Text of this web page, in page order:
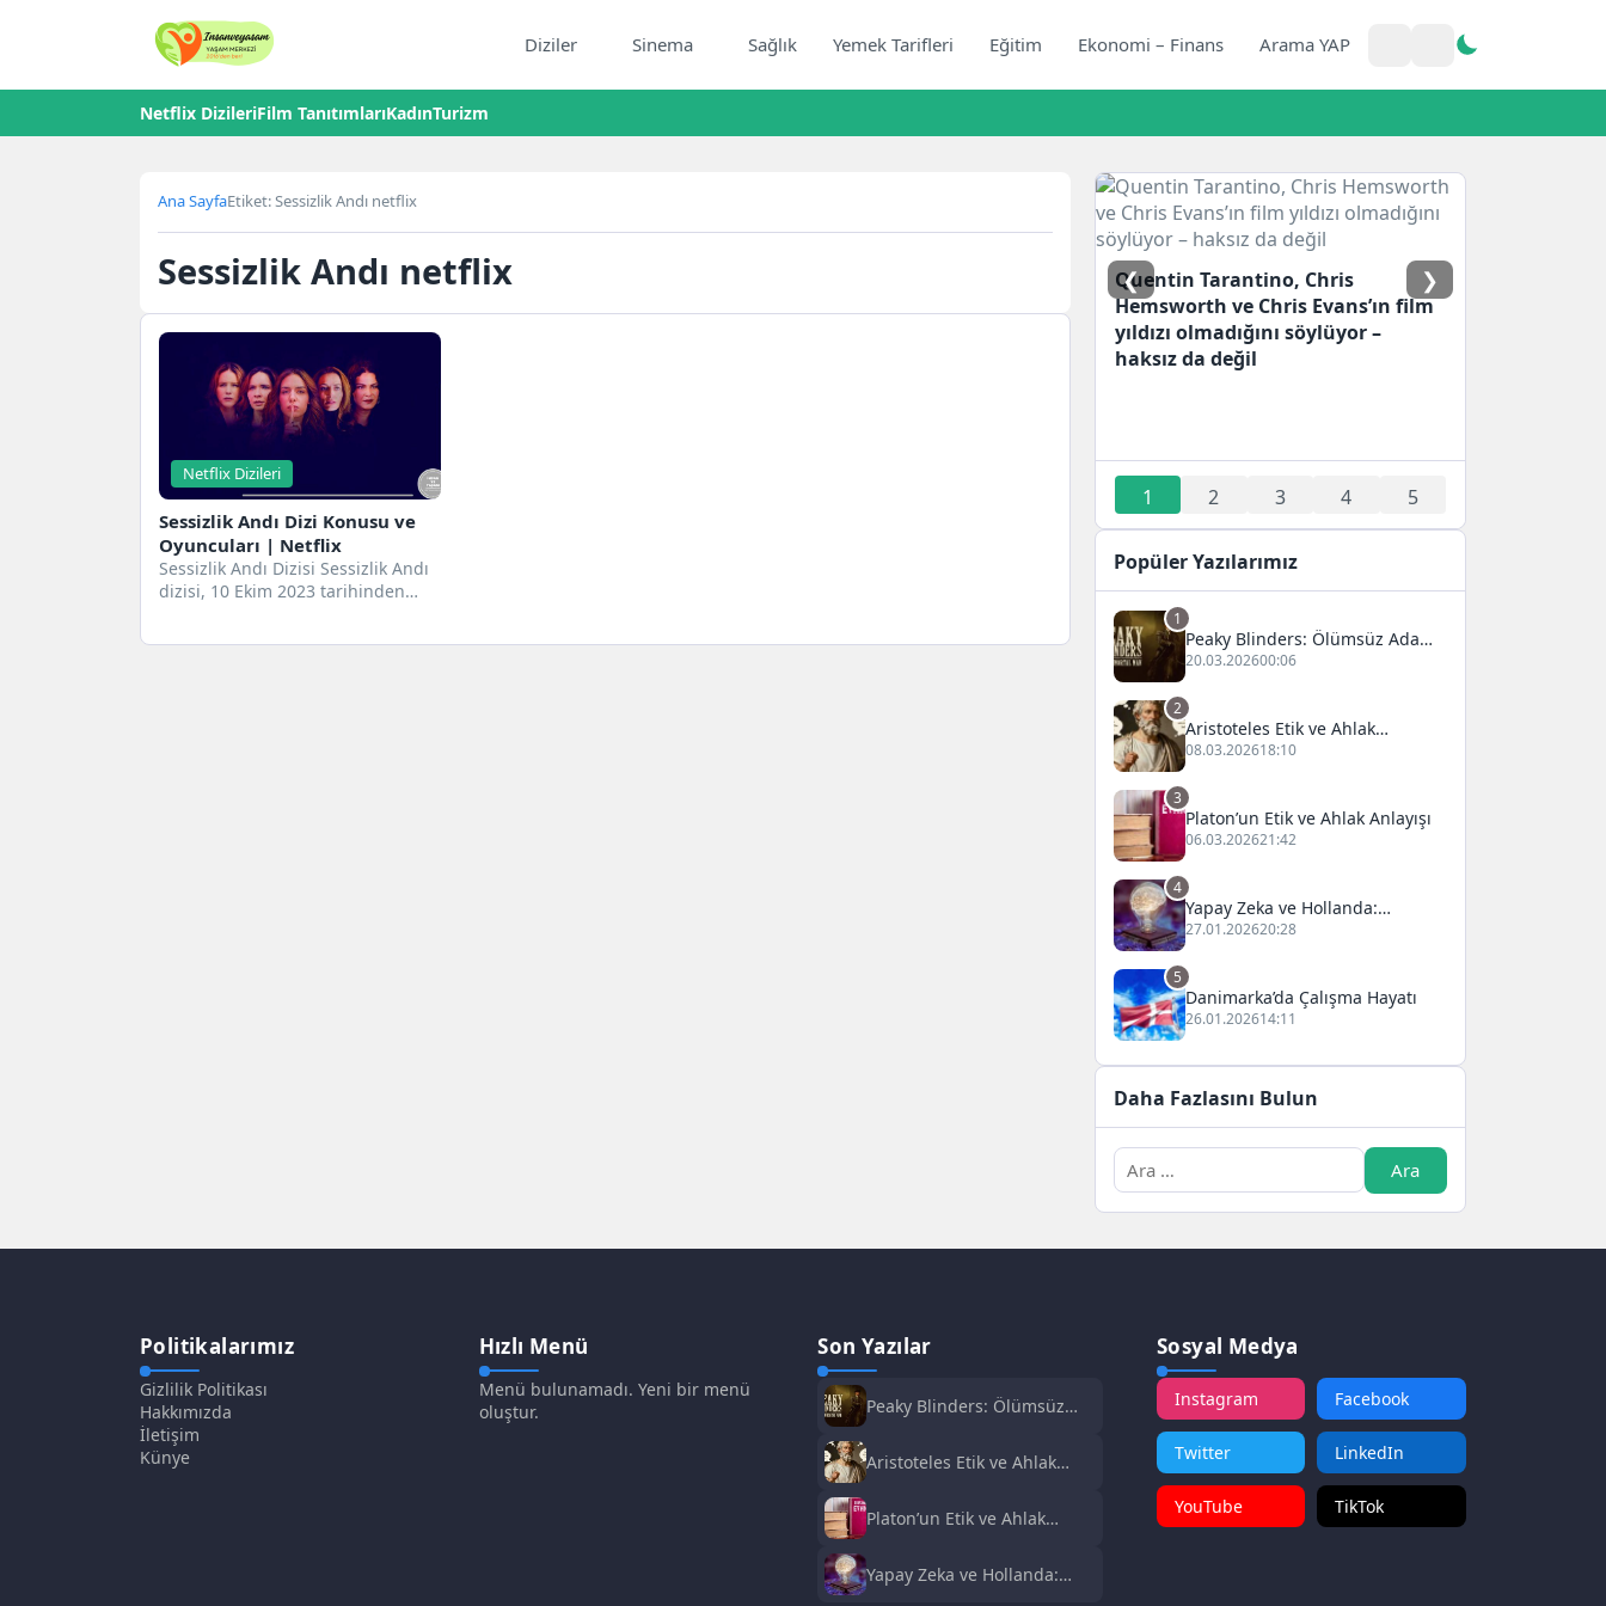
Diziler Sinema Sağlık Yemek Tarifleri Eğitim Ekonomi – Finans Arama YAP
Netflix DizileriFilm TanıtımlarıKadınTurizm
Ana SayfaEtiket: Sessizlik Andı netflix
Sessizlik Andı netflix
Netflix Dizileri
Sessizlik Andı Dizi Konusu ve
Oyuncuları | Netflix
Sessizlik Andı Dizisi Sessizlik Andı
dizisi, 10 Ekim 2023 tarihinden
Quentin Tarantino, Chris
Hemsworth ve Chris Evans’ın film
yıldızı olmadığını söylüyor –
haksız da değil
❮ ❯
1 2 3 4 5
Popüler Yazılarımız
1
Peaky Blinders: Ölümsüz Adam
Film Konusu, Oyuncuları ve
İnceleme
20.03.202600:06
2
Aristoteles Etik ve Ahlak
Felsefesi
08.03.202618:10
3
Platon’un Etik ve Ahlak Anlayışı
06.03.202621:42
4
Yapay Zeka ve Hollanda:
Fırsatlar ve Zorluklar
27.01.202620:28
5
Danimarka’da Çalışma Hayatı
26.01.202614:11
Daha Fazlasını Bulun
Politikalarımız
Gizlilik Politikası
Hakkımızda
İletişim
Künye
Hızlı Menü
Menü bulunamadı. Yeni bir menü
oluştur.
Son Yazılar
Peaky Blinders: Ölümsüz
Oyuncuları ve İnceleme
Aristoteles Etik ve Ahlak
Platon’un Etik ve Ahlak
Yapay Zeka ve Hollanda:
Sosyal Medya
Instagram Facebook
Twitter LinkedIn
YouTube TikTok